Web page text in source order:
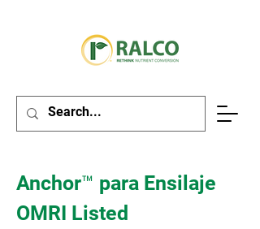
Anchor™ para Ensilaje
OMRI Listed